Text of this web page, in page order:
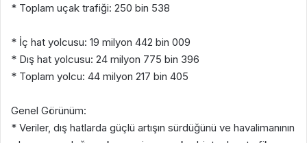
* Toplam uçak trafiği: 250 bin 538
* İç hat yolcusu: 19 milyon 442 bin 009
* Dış hat yolcusu: 24 milyon 775 bin 396
* Toplam yolcu: 44 milyon 217 bin 405
Genel Görünüm:
* Veriler, dış hatlarda güçlü artışın sürdüğünü ve havalimanının